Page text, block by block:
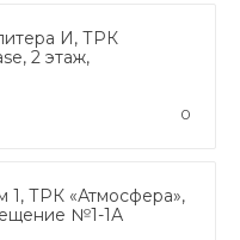
И, ТРК
2 этаж,
0
1, ТРК «Атмосфера»,
№1-1А